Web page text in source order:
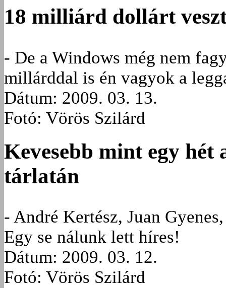
18 milliárd dollárt
- De a Windows még nem
millárddal is én vagyok a
Dátum: 2009. 03. 13.
Fotó: Vörös Szilárd
Kevesebb mint egy hét
tárlatán
- André Kertész, Juan
Egy se nálunk lett híres!
Dátum: 2009. 03. 12.
Fotó: Vörös Szilárd